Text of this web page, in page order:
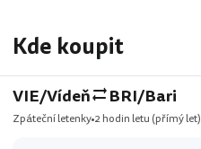
Kde koupit
VIE/Vídeň BRI/Bari
Zpáteční letenky 2 hodin letu (přímý let)